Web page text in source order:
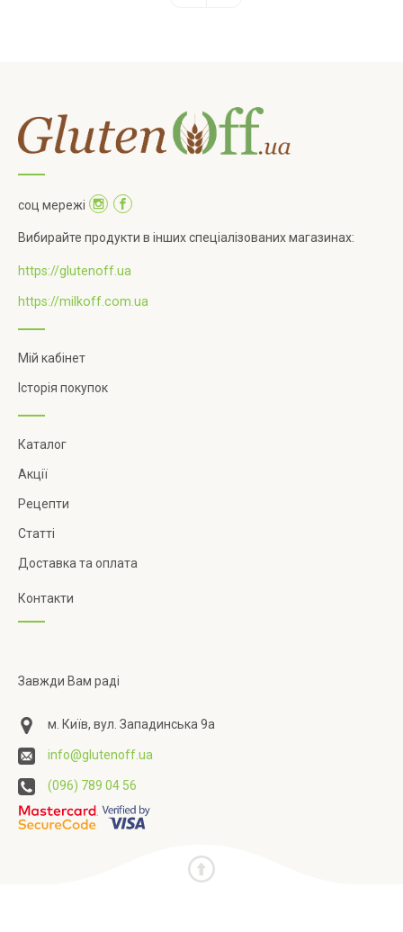
соц мережі
Вибирайте продукти в інших спеціалізованих магазинах:
https://glutenoff.ua
https://milkoff.com.ua
Мій кабінет
Історія покупок
Каталог
Акції
Рецепти
Статті
Доставка та оплата
Контакти
Завжди Вам раді
м. Київ, вул. Западинська 9а
info@glutenoff.ua
(096) 789 04 56